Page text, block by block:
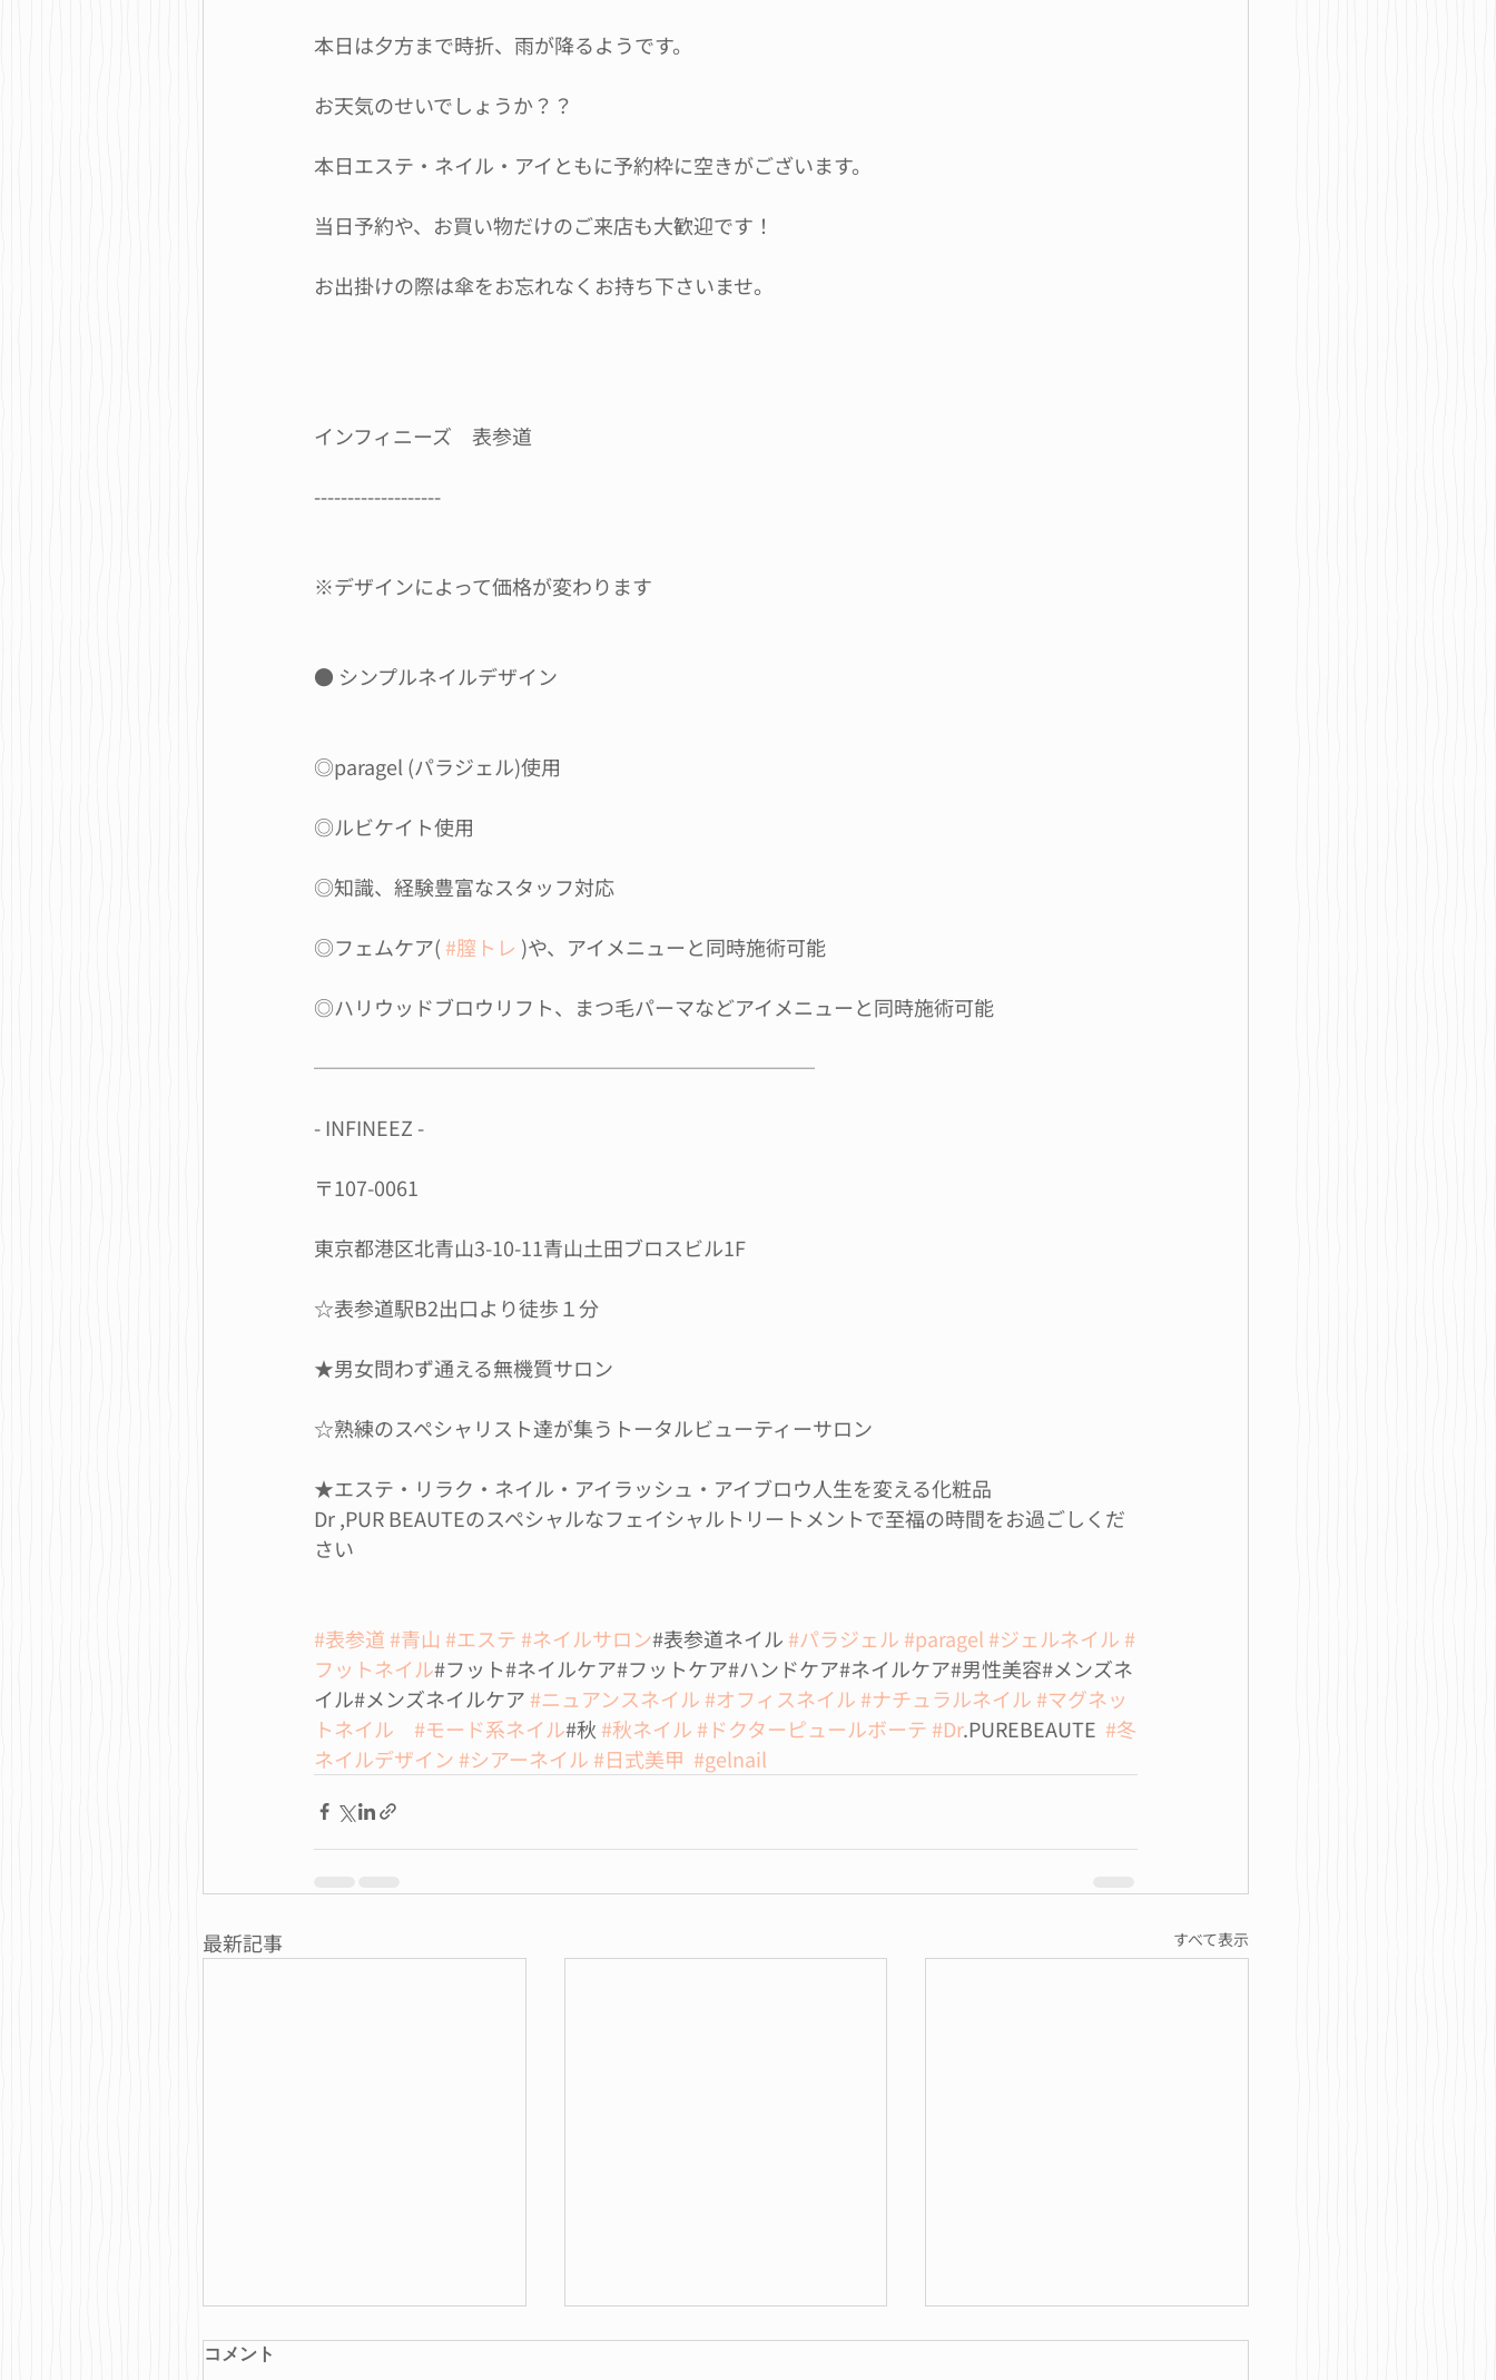
本日は夕方まで時折、雨が降るようです。
お天気のせいでしょうか？？
本日エステ・ネイル・アイともに予約枠に空きがございます。
当日予約や、お買い物だけのご来店も大歓迎です！
お出掛けの際は傘をお忘れなくお持ち下さいませ。
インフィニーズ　表参道
-------------------
※デザインによって価格が変わります
● シンプルネイルデザイン
◎paragel (パラジェル)使用
◎ルビケイト使用
◎知識、経験豊富なスタッフ対応
◎フェムケア( #膣トレ )や、アイメニューと同時施術可能
◎ハリウッドブロウリフト、まつ毛パーマなどアイメニューと同時施術可能
─────────────────────────
- INFINEEZ -
〒107-0061
東京都港区北青山3-10-11青山土田ブロスビル1F
☆表参道駅B2出口より徒歩１分
★男女問わず通える無機質サロン
☆熟練のスペシャリスト達が集うトータルビューティーサロン
★エステ・リラク・ネイル・アイラッシュ・アイブロウ人生を変える化粧品
Dr ,PUR BEAUTEのスペシャルなフェイシャルトリートメントで至福の時間をお過ごしくだ
さい
#表参道#青山 #エステ#ネイルサロン#表参道ネイル #パラジェル#paragel#ジェルネイル#
フットネイル#フット#ネイルケア#フットケア#ハンドケア#ネイルケア#男性美容#メンズネ
イル#メンズネイルケア #ニュアンスネイル#オフィスネイル#ナチュラルネイル#マグネッ
トネイル
#モード系ネイル#秋 #秋ネイル#ドクターピュールボーテ#Dr.PUREBEAUTE #冬
ネイルデザイン#シアーネイル#日式美甲 #gelnail
最新記事 すべて表示
コメント